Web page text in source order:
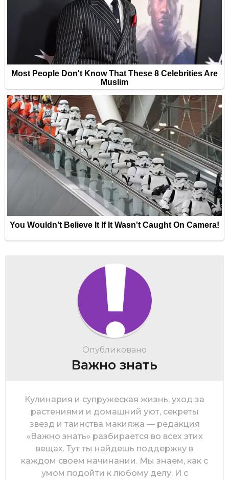
Опубликовано
Важно знать
Кулинария и супружеская жизнь, уход за
растениями и домашний уют, секреты
звезд и таинства макияжа — редакция
«Важно знать» разбирается во всех этих
вещах. Тут ты найдешь поддержку в
каждом своем начинании. Мы знаем, как с
умом подойти к любому делу. И с